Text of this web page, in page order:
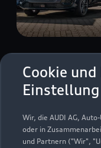
Cookie
Einstellung
Wir, die AUDI AG,
oder in
und Partnern ("Wir",
44534 Lünen
02306